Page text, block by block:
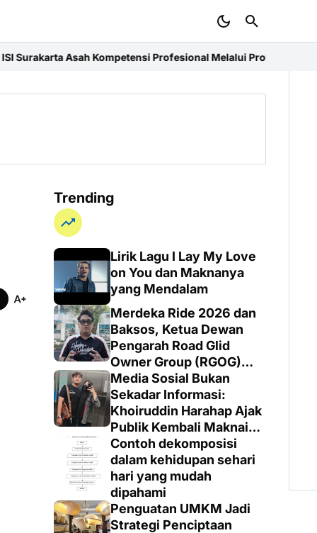
Profesional Melalui Proyek Nyata di PT. EDRA
Trending
Lirik Lagu I Lay My Love
on You dan Maknanya
yang Mendalam
Merdeka Ride 2026 dan
Baksos, Ketua Dewan
Pengarah Road Glid
Owner Group (RGOG)
Boys Indonesia Pusat M.
Irsyad Sebut Persiapan
Dimatangkan
Media Sosial Bukan
Sekadar Informasi:
Khoiruddin Harahap Ajak
Publik Kembali Maknai
Ruang Digital dengan
Totalitas dan Loyalitas
Contoh dekomposisi
dalam kehidupan sehari
hari yang mudah
dipahami
Penguatan UMKM Jadi
Strategi Penciptaan